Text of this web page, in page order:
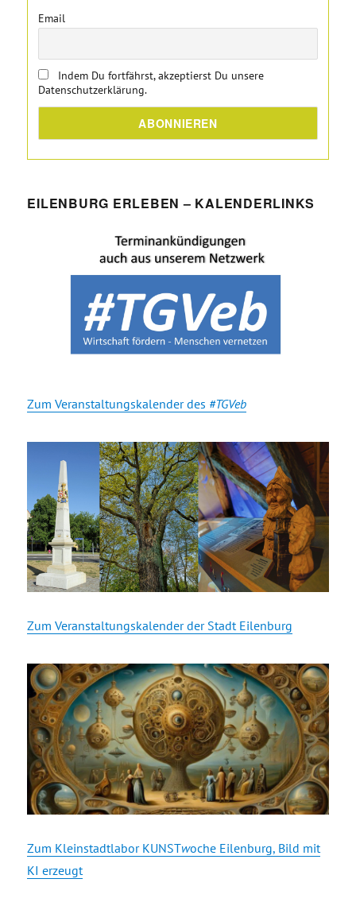
Email
Indem Du fortfährst, akzeptierst Du unsere
Datenschutzerklärung.
EILENBURG ERLEBEN – KALENDERLINKS
Zum Veranstaltungskalender des #TGVeb
Zum Veranstaltungskalender der Stadt Eilenburg
Zum Kleinstadtlabor KUNSTwoche Eilenburg, Bild mit
KI erzeugt